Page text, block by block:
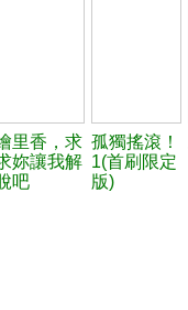
里香，求
妳讓我解
吧
孤獨搖滾！
1(首刷限定
版)